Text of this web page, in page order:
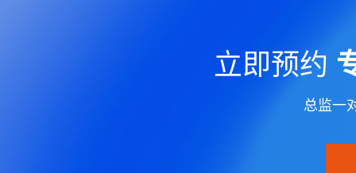
立即预约
总监一